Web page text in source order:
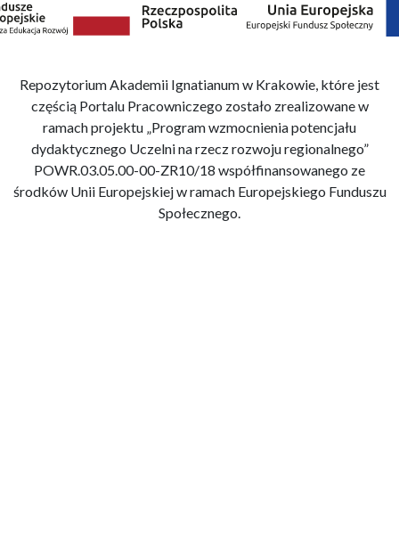
Repozytorium Akademii Ignatianum w Krakowie, które jest
częścią Portalu Pracowniczego zostało zrealizowane w
ramach projektu „Program wzmocnienia potencjału
dydaktycznego Uczelni na rzecz rozwoju regionalnego”
POWR.03.05.00-00-ZR10/18 współfinansowanego ze
środków Unii Europejskiej w ramach Europejskiego Funduszu
Społecznego.